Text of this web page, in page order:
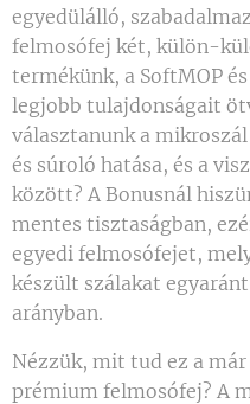
egyedülálló,
felmosófej két, külön-
termékünk, a SoftMOP
legjobb tulajdonságait
választanunk a
és súroló hatása, és a
között? A Bonusnál
mentes tisztaságban,
egyedi felmosófejet,
készült szálakat
arányban.
Nézzük, mit tud ez a
prémium felmosófej? A